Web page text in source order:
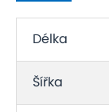
Délka
Šířka